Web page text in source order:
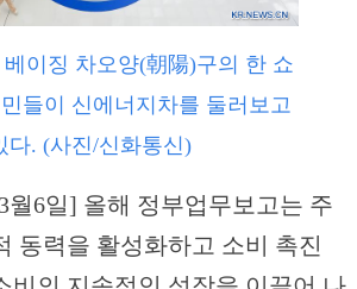
베이징 차오양(朝陽)구의 한 쇼
들이 신에너지차를 둘러보고
다. (사진/신화통신)
월6일] 올해 정부업무보고는 주
동력을 활성화하고 소비 촉진